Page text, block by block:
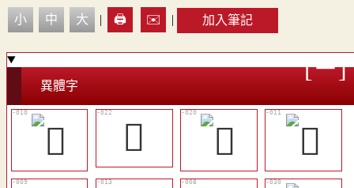
小 中 大 | 🖨️ ✉️ | 加入筆記
異體字
󱺗